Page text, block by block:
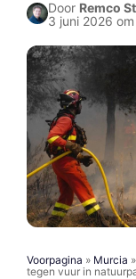
Door Remco
3 juni 2026
Voorpagina » Murcia »
tegen vuur in